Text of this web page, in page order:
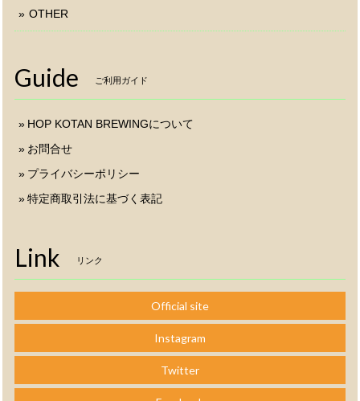
OTHER
Guide ご利用ガイド
HOP KOTAN BREWINGについて
お問合せ
プライバシーポリシー
特定商取引法に基づく表記
Link リンク
Official site
Instagram
Twitter